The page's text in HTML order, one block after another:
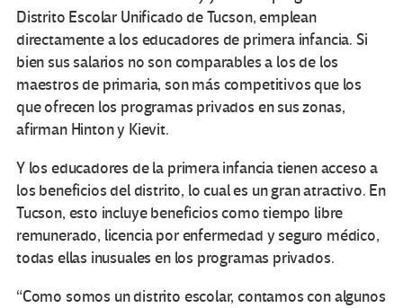
Distrito Escolar Unificado de Tucson, emplean
directamente a los educadores de primera infancia. Si
bien sus salarios no son comparables a los de los
maestros de primaria, son más competitivos que los
que ofrecen los programas privados en sus zonas,
afirman Hinton y Kievit.
Y los educadores de la primera infancia tienen acceso a
los beneficios del distrito, lo cual es un gran atractivo. En
Tucson, esto incluye beneficios como tiempo libre
remunerado, licencia por enfermedad y seguro médico,
todas ellas inusuales en los programas privados.
“Como somos un distrito escolar, contamos con algunos